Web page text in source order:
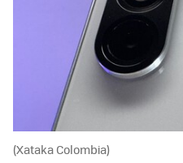
(Xataka Colombia)